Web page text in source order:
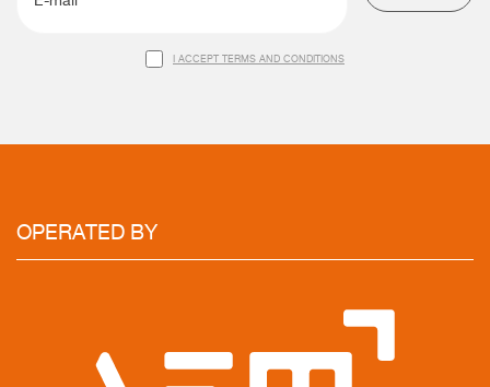
I ACCEPT TERMS AND CONDITIONS
OPERATED BY